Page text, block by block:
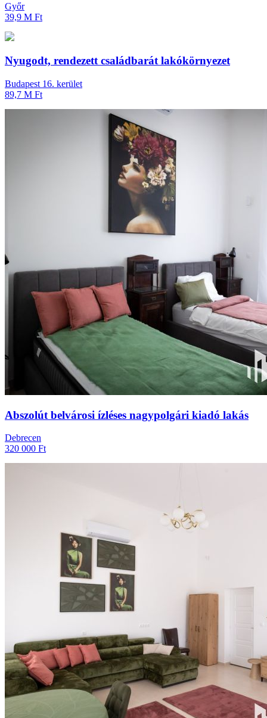
Győr
39,9 M Ft
Nyugodt, rendezett családbarát lakókörnyezet
Budapest 16. kerület
89,7 M Ft
Abszolút belvárosi ízléses nagypolgári kiadó lakás
Debrecen
320 000 Ft